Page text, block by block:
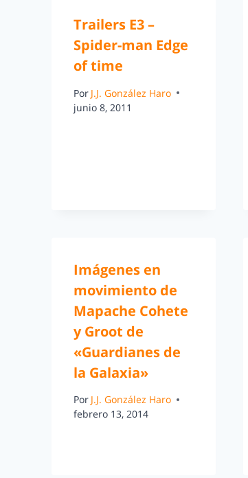
Trailers E3 –
Spider-man Edge
of time
Por J.J. González Haro
junio 8, 2011
Imágenes en
movimiento de
Mapache Cohete
y Groot de
«Guardianes de
la Galaxia»
Por J.J. González Haro
febrero 13, 2014